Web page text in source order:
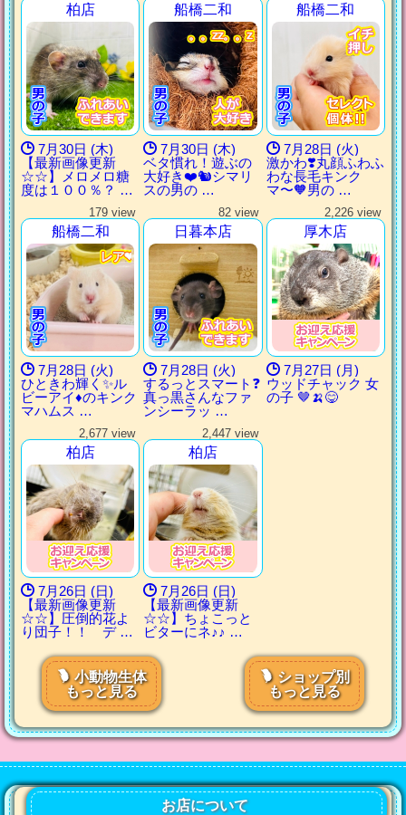
柏店
7月30日 (木)
【最新画像更新
☆☆】メロメロ糖
度は１００％？ …
船橋二和
。。zz。。z
。。zz。。z
。。zz。。z
。。zz。。z
7月30日 (木)
ベタ慣れ！遊ぶの
大好き❤️🐿️シマリ
スの男の …
船橋二和
7月28日 (火)
激かわ❣️丸顔ふわふ
わな長毛キンク
マ〜🧡男の …
179 view
船橋二和
レア❤️
レア❤️
レア❤️
レア❤️
7月28日 (火)
ひときわ輝く✨ル
ビーアイ♦️のキンク
マハムス …
82 view
日暮本店
7月28日 (火)
するっとスマート❓
真っ黒さんなファ
ンシーラッ …
2,226 view
厚木店
7月27日 (月)
ウッドチャック 女
の子 🤎🍌😋
2,677 view
柏店
7月26日 (日)
【最新画像更新
☆☆】圧倒的花よ
り団子！！ デ …
2,447 view
柏店
7月26日 (日)
【最新画像更新
☆☆】ちょこっと
ビターにネ♪♪ …
小動物生体
もっと見る
ショップ別
もっと見る
お店について